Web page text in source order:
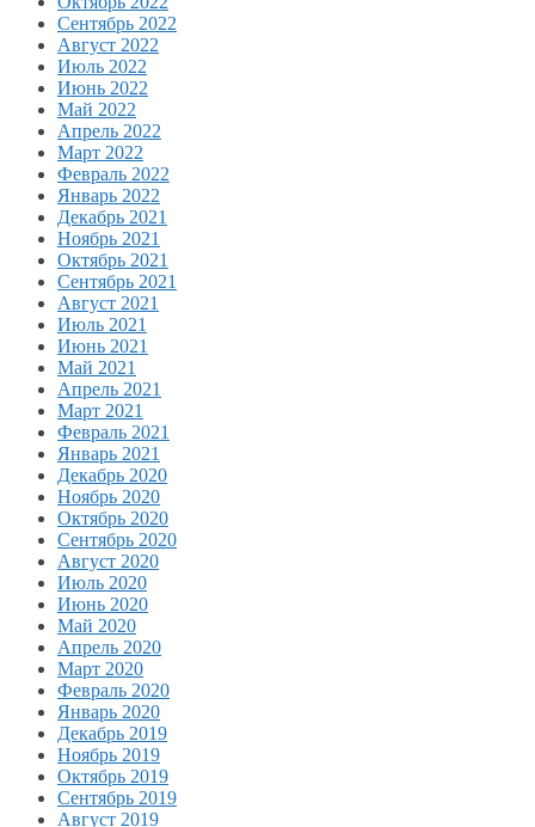
Сентябрь 2022
Август 2022
Июль 2022
Июнь 2022
Май 2022
Апрель 2022
Март 2022
Февраль 2022
Январь 2022
Декабрь 2021
Ноябрь 2021
Октябрь 2021
Сентябрь 2021
Август 2021
Июль 2021
Июнь 2021
Май 2021
Апрель 2021
Март 2021
Февраль 2021
Январь 2021
Декабрь 2020
Ноябрь 2020
Октябрь 2020
Сентябрь 2020
Август 2020
Июль 2020
Июнь 2020
Май 2020
Апрель 2020
Март 2020
Февраль 2020
Январь 2020
Декабрь 2019
Ноябрь 2019
Октябрь 2019
Сентябрь 2019
Август 2019